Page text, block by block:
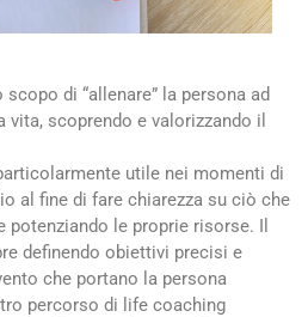
di “allenare” la persona ad
scoprendo e valorizzando il
utile nei momenti di
al fine di fare chiarezza su ciò che
potenziando le proprie risorse. Il
definendo obiettivi precisi e
che portano la persona
percorso di life coaching